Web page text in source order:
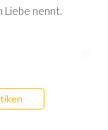
Liebe nennt.